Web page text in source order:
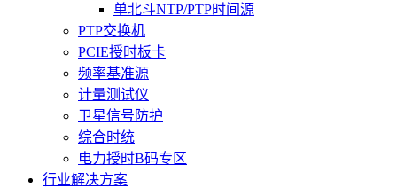
单北斗NTP/PTP时间源
PTP交换机
PCIE授时板卡
频率基准源
计量测试仪
卫星信号防护
综合时统
电力授时B码专区
行业解决方案